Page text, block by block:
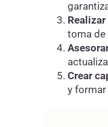
toma de
Crear
y